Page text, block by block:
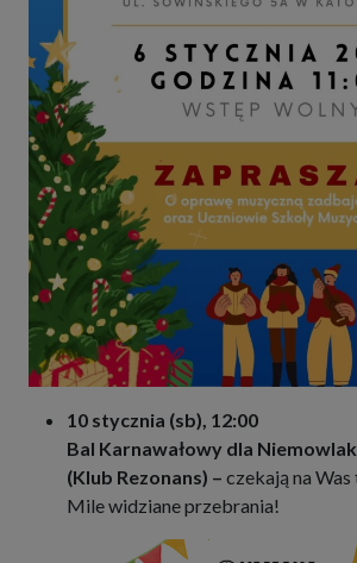
10 stycznia (sb), 12:00
Bal Karnawałowy dla
(Klub Rezonans) – czekają na
Mile widziane przebrania!